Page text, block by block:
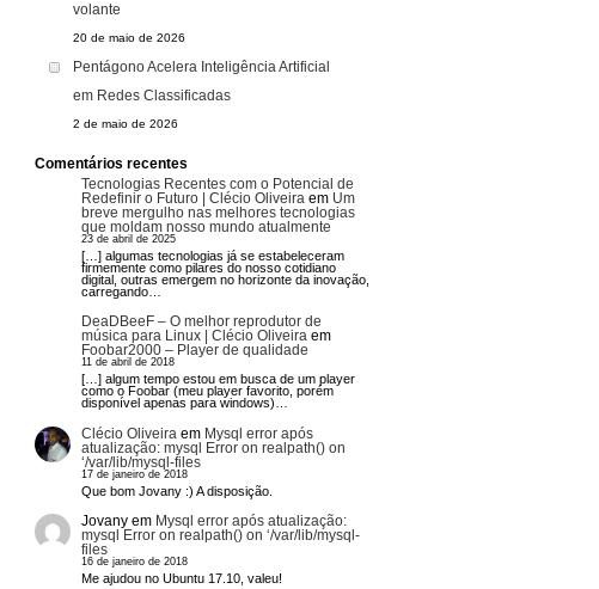
volante
20 de maio de 2026
Pentágono Acelera Inteligência Artificial
em Redes Classificadas
2 de maio de 2026
Comentários recentes
Tecnologias Recentes com o Potencial de
Redefinir o Futuro | Clécio Oliveira em Um
breve mergulho nas melhores tecnologias
que moldam nosso mundo atualmente
23 de abril de 2025
[…] algumas tecnologias já se estabeleceram
firmemente como pilares do nosso cotidiano
digital, outras emergem no horizonte da inovação,
carregando…
DeaDBeeF – O melhor reprodutor de
música para Linux | Clécio Oliveira em
Foobar2000 – Player de qualidade
11 de abril de 2018
[…] algum tempo estou em busca de um player
como o Foobar (meu player favorito, porém
disponível apenas para windows)…
Clécio Oliveira em Mysql error após
atualização: mysql Error on realpath() on
‘/var/lib/mysql-files
17 de janeiro de 2018
Que bom Jovany :) A disposição.
Jovany em Mysql error após atualização:
mysql Error on realpath() on ‘/var/lib/mysql-
files
16 de janeiro de 2018
Me ajudou no Ubuntu 17.10, valeu!